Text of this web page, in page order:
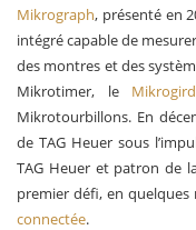
Mikrograph, présenté en
intégré capable de
des montres et des
Mikrotimer, le
Mikrotourbillons. En
de TAG Heuer sous
TAG Heuer et patron de
premier défi, en quelques
connectée.